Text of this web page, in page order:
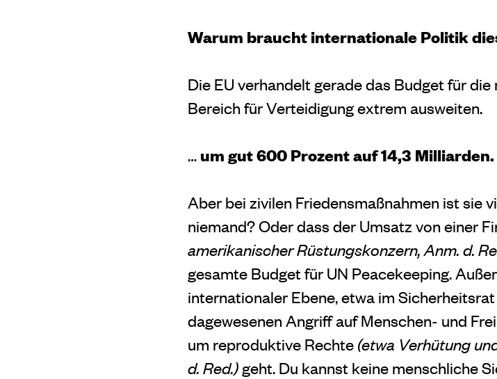
Warum braucht internationale Politik
Die EU verhandelt gerade das Budget für
Bereich für Verteidigung extrem ausweiten.
… um gut 600 Prozent auf 14,3 Milliarden.
Aber bei zivilen Friedensmaßnahmen ist sie
niemand? Oder dass der Umsatz von einer
amerikanischer Rüstungskonzern, Anm. d.
gesamte Budget für UN Peacekeeping.
internationaler Ebene, etwa im
dagewesenen Angriff auf Menschen- und
um reproduktive Rechte (etwa Verhütung
d. Red.) geht. Du kannst keine menschliche